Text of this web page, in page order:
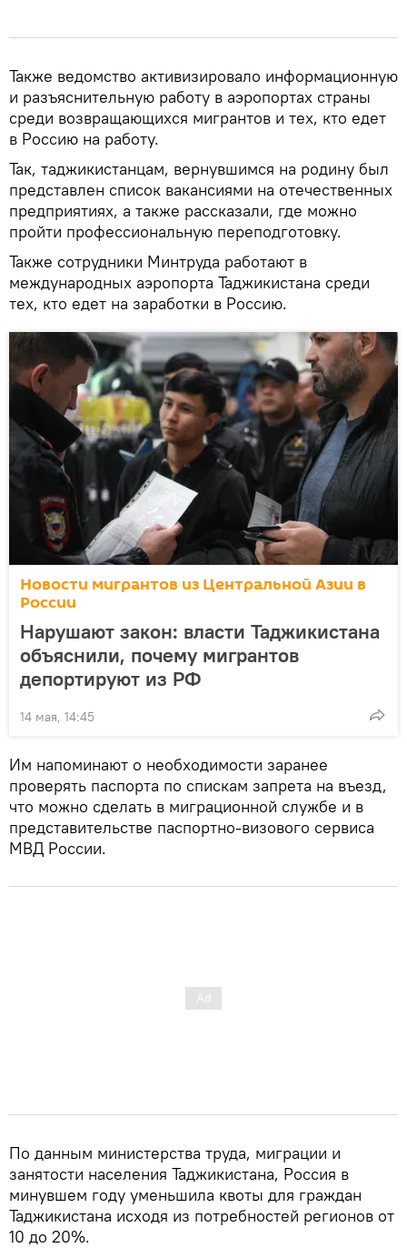
Также ведомство активизировало информационную
и разъяснительную работу в аэропортах страны
среди возвращающихся мигрантов и тех, кто едет
в Россию на работу.
Так, таджикистанцам, вернувшимся на родину был
представлен список вакансиями на отечественных
предприятиях, а также рассказали, где можно
пройти профессиональную переподготовку.
Также сотрудники Минтруда работают в
международных аэропорта Таджикистана среди
тех, кто едет на заработки в Россию.
Новости мигрантов из Центральной Азии в
России
Нарушают закон: власти Таджикистана
объяснили, почему мигрантов
депортируют из РФ
14 мая, 14:45
Им напоминают о необходимости заранее
проверять паспорта по спискам запрета на въезд,
что можно сделать в миграционной службе и в
представительстве паспортно-визового сервиса
МВД России.
По данным министерства труда, миграции и
занятости населения Таджикистана, Россия в
минувшем году уменьшила квоты для граждан
Таджикистана исходя из потребностей регионов от
10 до 20%.